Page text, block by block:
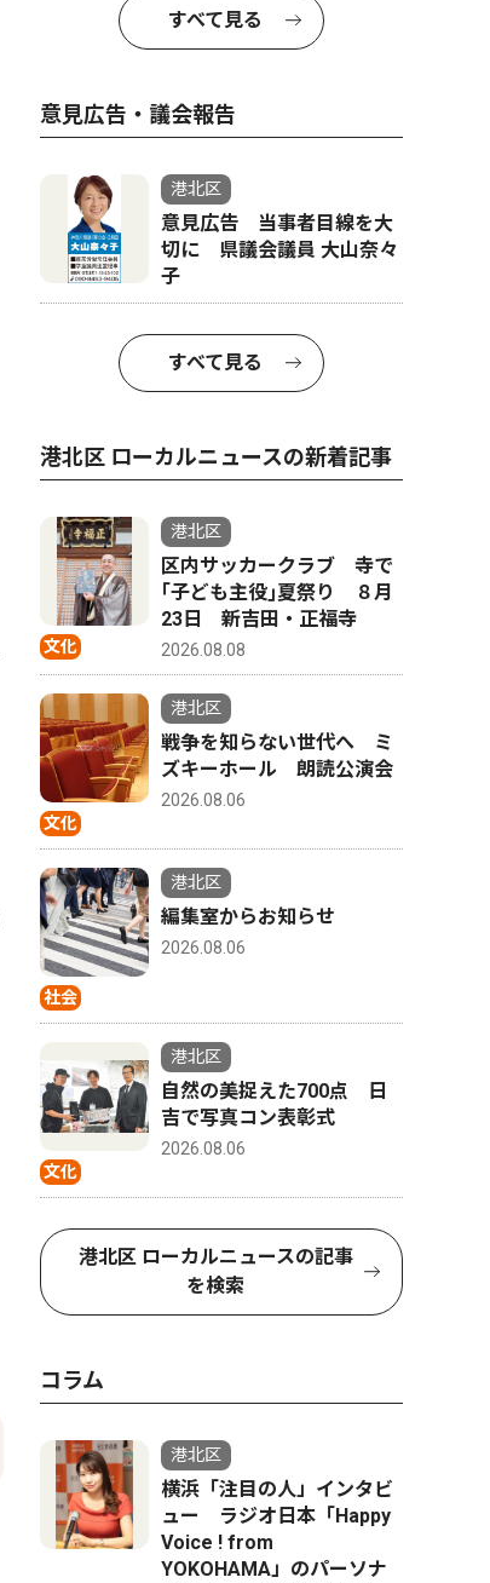
すべて見る
意見広告・議会報告
港北区
意見広告 当事者目線を大
切に 県議会議員 大山奈々
子
すべて見る
港北区 ローカルニュースの新着記事
文化
港北区
区内サッカークラブ 寺で
｢子ども主役｣夏祭り ８月
23日 新吉田・正福寺
2026.08.08
文化
港北区
戦争を知らない世代へ ミ
ズキーホール 朗読公演会
2026.08.06
社会
港北区
編集室からお知らせ
2026.08.06
文化
港北区
自然の美捉えた700点 日
吉で写真コン表彰式
2026.08.06
港北区 ローカルニュースの記事
を検索
コラム
港北区
横浜「注目の人」インタビ
ュー ラジオ日本「Happy
Voice ! from
YOKOHAMA」のパーソナ